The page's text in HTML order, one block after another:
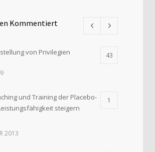
Kommentiert
von Privilegien 43
und Training der Placebo-
steigern
1
2013